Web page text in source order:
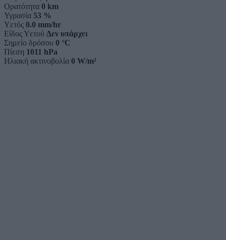
Ορατότητα 0 km
Υγρασία 53 %
Υετός 0.0 mm/hr
Είδος Υετού Δεν υπάρχει
Σημείο δρόσου 0 °C
Πίεση 1011 hPa
Ηλιακή ακτινοβολία 0 W/m²